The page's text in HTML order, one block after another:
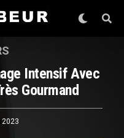
Intensif Avec
Gourmand
2023